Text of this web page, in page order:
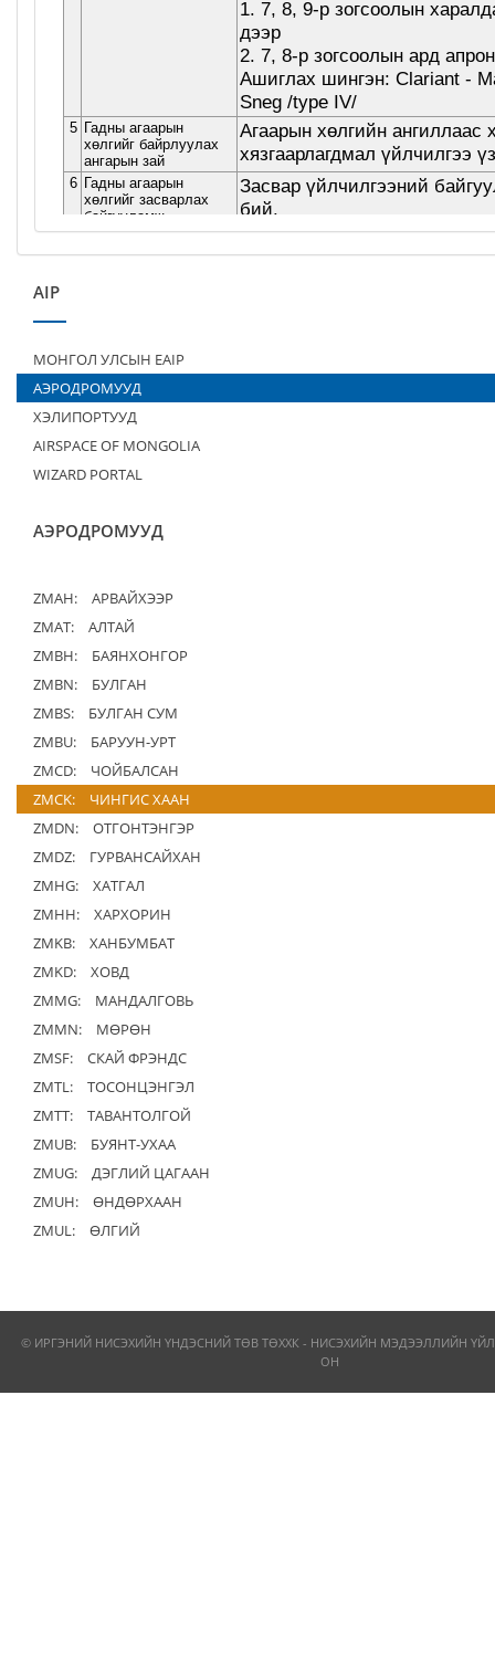
AIP
МОНГОЛ УЛСЫН EAIP
АЭРОДРОМУУД
ХЭЛИПОРТУУД
AIRSPACE OF MONGOLIA
WIZARD PORTAL
АЭРОДРОМУУД
ZMAH:
АРВАЙХЭЭР
ZMAT:
АЛТАЙ
ZMBH:
БАЯНХОНГОР
ZMBN:
БУЛГАН
ZMBS:
БУЛГАН СУМ
ZMBU:
БАРУУН-УРТ
ZMCD:
ЧОЙБАЛСАН
ZMCK:
ЧИНГИС ХААН
ZMDN:
ОТГОНТЭНГЭР
ZMDZ:
ГУРВАНСАЙХАН
ZMHG:
ХАТГАЛ
ZMHH:
ХАРХОРИН
ZMKB:
ХАНБУМБАТ
ZMKD:
ХОВД
ZMMG:
МАНДАЛГОВЬ
ZMMN:
МӨРӨН
ZMSF:
СКАЙ ФРЭНДС
ZMTL:
ТОСОНЦЭНГЭЛ
ZMTT:
ТАВАНТОЛГОЙ
ZMUB:
БУЯНТ-УХАА
ZMUG:
ДЭГЛИЙ ЦАГААН
ZMUH:
ӨНДӨРХААН
ZMUL:
ӨЛГИЙ
© ИРГЭНИЙ НИСЭХИЙН ҮНДЭСНИЙ ТӨВ ТӨХХК - НИСЭХИЙН МЭДЭЭЛЛИЙН
ОН